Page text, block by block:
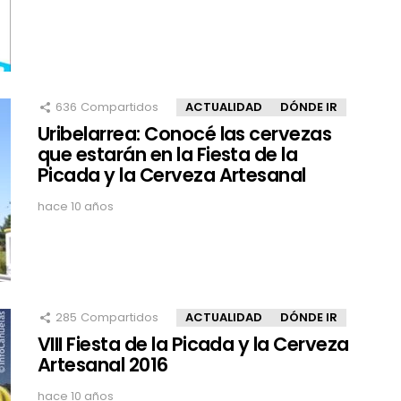
636 Compartidos ACTUALIDAD DÓNDE IR
Uribelarrea: Conocé las cervezas
que estarán en la Fiesta de la
Picada y la Cerveza Artesanal
hace 10 años
285 Compartidos ACTUALIDAD DÓNDE IR
VIII Fiesta de la Picada y la Cerveza
Artesanal 2016
hace 10 años